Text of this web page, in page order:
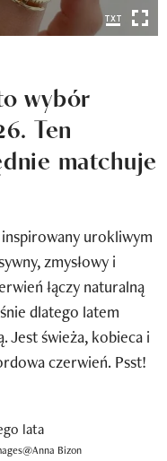
wybór
Ten
matchuje
urokliwym
zmysłowy i
łączy naturalną
dlatego latem
Jest świeża, kobieca i
czerwień. Psst!
Bizon